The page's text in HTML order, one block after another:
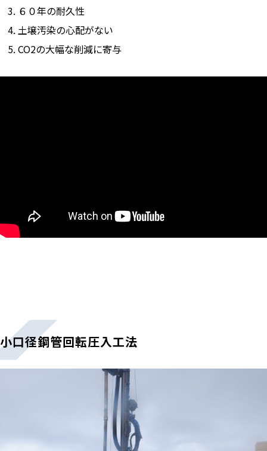
６０年の耐久性
土壌汚染の心配がない
CO2の大幅な削減に寄与
小口径鋼管回転圧入工法